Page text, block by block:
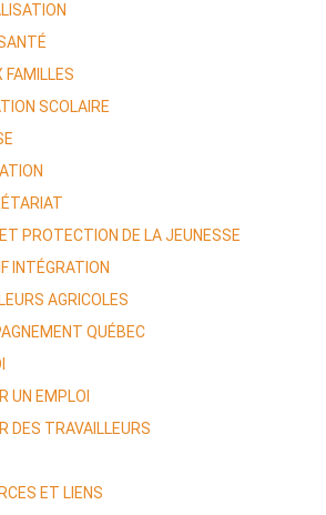
FAMILLES
SCOLAIRE
PROTECTION DE LA JEUNESSE
INTÉGRATION
AGRICOLES
QUÉBEC
UN EMPLOI
DES TRAVAILLEURS
ET LIENS